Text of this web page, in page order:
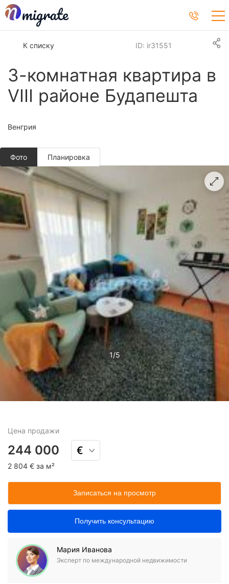
К списку
3-комнатная квартира в
VIII районе Будапешта
ID: ir31551
Венгрия
Фото
1/5
Планировкa
Цена продажи
244 000
2 804 € за м²
Записаться на просмотр
Получить консультацию
Мария Иванова
Эксперт по международной недвижимости